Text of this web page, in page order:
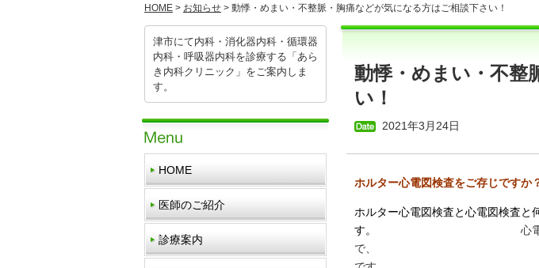
HOME > お知らせ > 動悸・めまい・不整脈・胸痛などが気になる方はご相談下さい！
動悸・めまい・不整
い！
2021年3月24日
ホルター心電図検査をご存じですか
ホルター心電図検査と心電図検査と
す。 心
で、 心疾患などの治療
津市にて内科・消化器内科・循環器
内科・呼吸器内科を診療する「あら
き内科クリニック」をご案内しま
す。
HOME
医師のご紹介
診療案内